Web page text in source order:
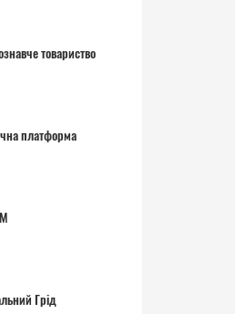
товариство
платформа
Грід